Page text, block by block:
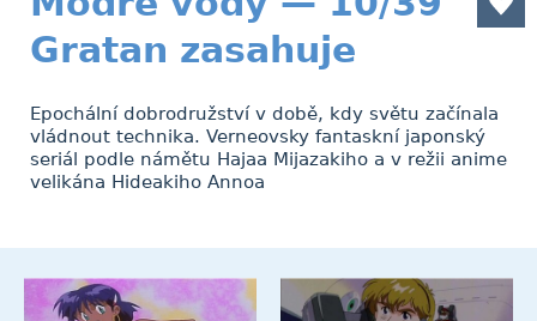
Gratan zasahuje
Epochální dobrodružství v době, kdy světu začínala
vládnout technika. Verneovsky fantaskní japonský
seriál podle námětu Hajaa Mijazakiho a v režii anime
velikána Hideakiho Annoa